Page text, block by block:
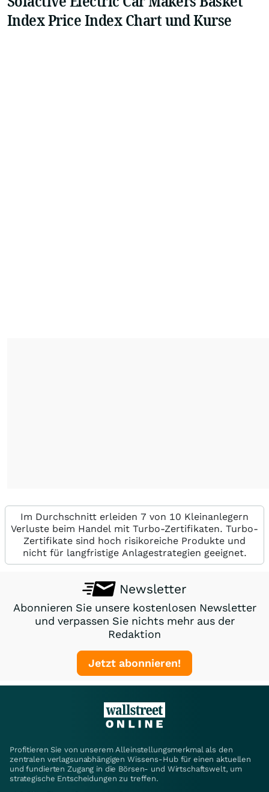
Index Price Index Chart und Kurse
Im Durchschnitt erleiden 7 von 10 Kleinanlegern
Verluste beim Handel mit Turbo-Zertifikaten. Turbo-
Zertifikate sind hoch risikoreiche Produkte und
nicht für langfristige Anlagestrategien geeignet.
Newsletter
Abonnieren Sie unsere kostenlosen Newsletter
und verpassen Sie nichts mehr aus der
Redaktion
Jetzt abonnieren!
Profitieren Sie von unserem Alleinstellungsmerkmal als den
zentralen verlagsunabhängigen Wissens-Hub für einen aktuellen
und fundierten Zugang in die Börsen- und Wirtschaftswelt, um
strategische Entscheidungen zu treffen.